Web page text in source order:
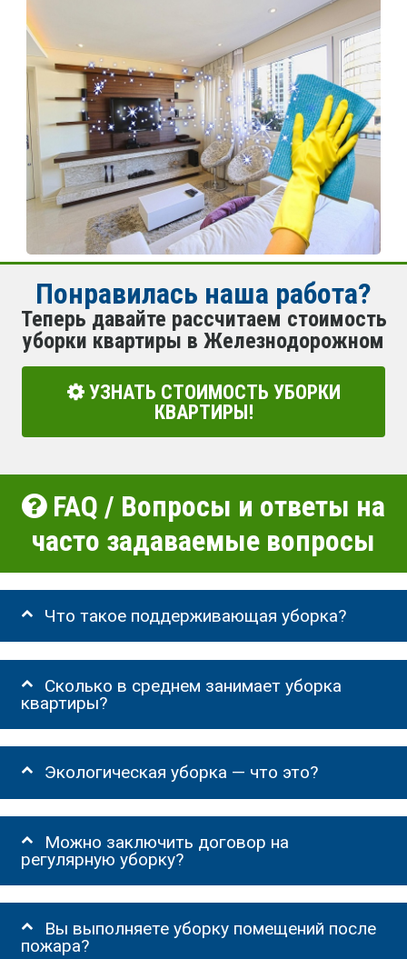
Понравилась наша работа?
Теперь давайте рассчитаем стоимость
уборки квартиры в Железнодорожном
УЗНАТЬ СТОИМОСТЬ УБОРКИ
КВАРТИРЫ!
FAQ / Вопросы и ответы на
часто задаваемые вопросы
Что такое поддерживающая уборка?
Сколько в среднем занимает уборка
квартиры?
Экологическая уборка — что это?
Можно заключить договор на
регулярную уборку?
Вы выполняете уборку помещений после
пожара?